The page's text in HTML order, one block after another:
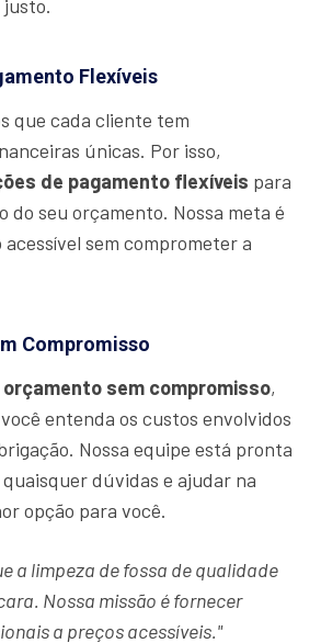
justo.
Flexíveis
que cada cliente tem
únicas. Por isso,
de pagamento flexíveis para
do seu orçamento. Nossa meta é
sem comprometer a
Compromisso
orçamento sem compromisso,
entenda os custos envolvidos
Nossa equipe está pronta
dúvidas e ajudar na
opção para você.
a limpeza de fossa de qualidade
Nossa missão é fornecer
a preços acessíveis."